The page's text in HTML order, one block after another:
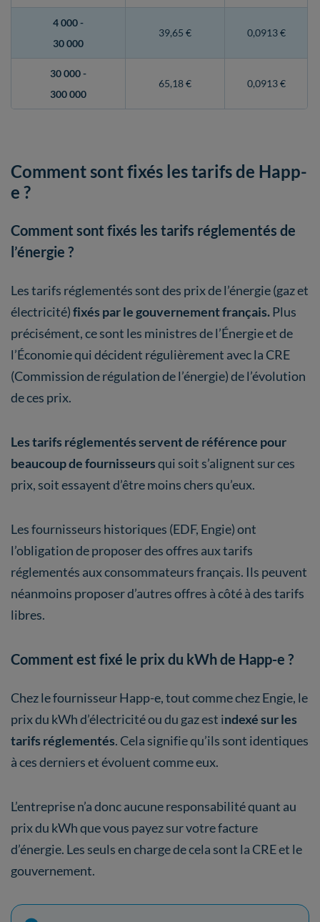
4 000 -
30 000
39,65 € 0,0913 €
30 000 -
300 000
65,18 € 0,0913 €
Comment sont fixés les tarifs de Happ-
e ?
Comment sont fixés les tarifs réglementés de
l’énergie ?
Les tarifs réglementés sont des prix de l’énergie (gaz et
électricité)fixés par le gouvernement français.Plus
précisément, ce sont les ministres de l’Énergie et de
l’Économie qui décident régulièrement avec la CRE
(Commission de régulation de l’énergie) de l’évolution
de ces prix.
Les tarifs réglementés servent de référence pour
beaucoup de fournisseursqui soit s’alignent sur ces
prix, soit essayent d’être moins chers qu’eux.
Les fournisseurs historiques (EDF, Engie) ont
l’obligation de proposer des offres aux tarifs
réglementés aux consommateurs français. Ils peuvent
néanmoins proposer d’autres offres à côté à des tarifs
libres.
Comment est fixé le prix du kWh de Happ-e ?
Chez le fournisseur Happ-e, tout comme chez Engie, le
prix du kWh d’électricité ou du gaz est indexé sur les
tarifs réglementés. Cela signifie qu’ils sont identiques
à ces derniers et évoluent comme eux.
L’entreprise n’a donc aucune responsabilité quant au
prix du kWh que vous payez sur votre facture
d’énergie. Les seuls en charge de cela sont la CRE et le
gouvernement.